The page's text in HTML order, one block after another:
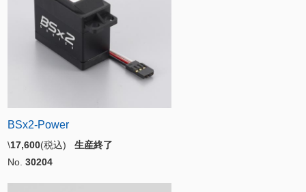
BSx2-Power
\17,600(税込) 生産終了
No. 30204